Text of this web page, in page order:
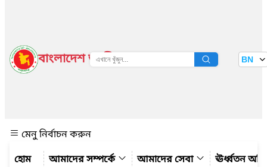
বাংলাদেশ জাতীয় তথ্য বাতায়ন BN
মেনু নির্বাচন করুন
আমাদের সম্পর্কে
আমাদের সেবা ঊর্ধ্বতন